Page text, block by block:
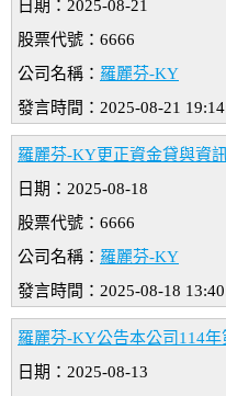
日期：2025-08-21
股票代號：6666
公司名稱： 羅麗芬-KY
發言時間：2025-08-21
羅麗芬-KY更正資金貸與資
日期：2025-08-18
股票代號：6666
公司名稱： 羅麗芬-KY
發言時間：2025-08-18
羅麗芬-KY公告本公司114
日期：2025-08-13